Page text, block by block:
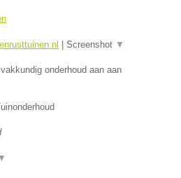
Screenshot ▼
onderhoud aan aan
▼